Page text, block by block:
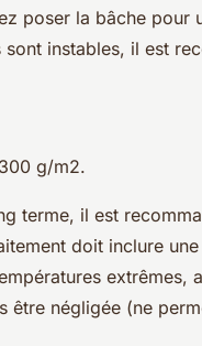
poser la bâche pour
instables, il est
g/m2.
terme, il est
doit inclure
extrêmes,
être négligée (ne